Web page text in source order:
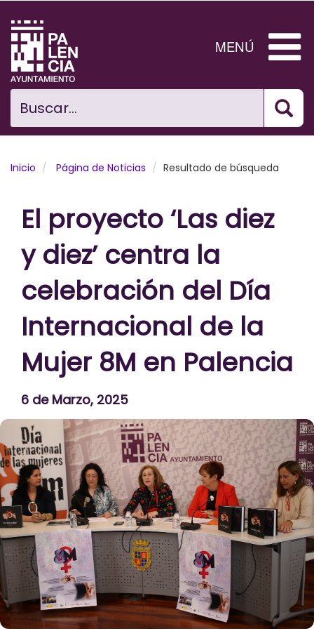
contenido
principal
Buscar...
MENÚ
Ciudad
El Ayuntamiento
Noticias
Areas municipales
Tramita
Inicio Página de Noticias Resultado de búsqueda
El proyecto ‘Las diez
y diez’ centra la
celebración del Día
Internacional de la
Mujer 8M en Palencia
6 de Marzo, 2025